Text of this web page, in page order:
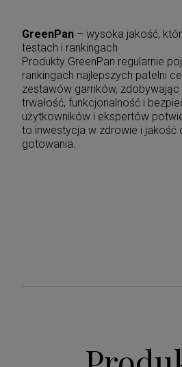
GreenPan – wysoka jakość,
testach i rankingach
Produkty GreenPan regularnie
rankingach najlepszych patelni
zestawów garnków,
trwałość, funkcjonalność i
użytkowników i ekspertów
to inwestycja w zdrowie i jakość
gotowania.